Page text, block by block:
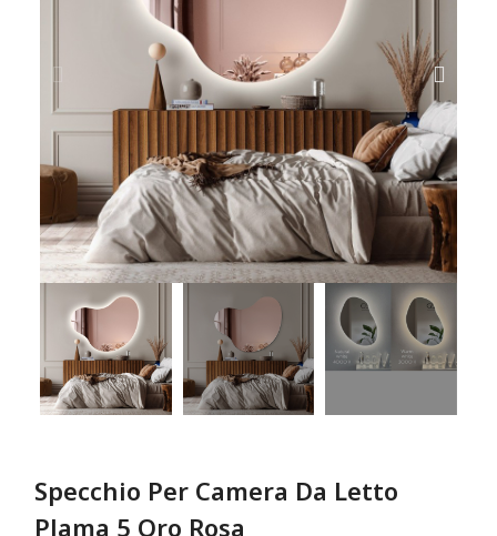
Specchio Per Camera Da Letto
Plama 5 Oro Rosa